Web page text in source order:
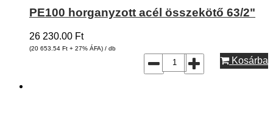
PE100 horganyzott acél összekötő 63/2"
26 230.00 Ft
(20 653.54 Ft + 27% ÁFA) / db
Kosárba